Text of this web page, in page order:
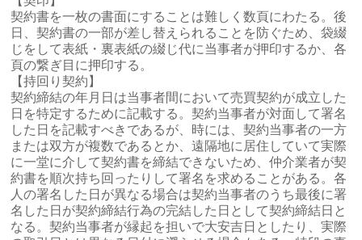
契約書を一枚の書面にすることは難しく数頁にわたる。後
日、契約書の一部が差し替えられることを防ぐため、袋綴
じをして表紙・裏表紙の綴じ代に当事者が押印するか、各
頁の繋ぎ目に押印する。
【持回り契約】
契約締結の年月日は当事者間において売買契約が成立した
日を特定するために記載する。契約当事者が対面して署名
した日を記載すべきであるが、時には、契約当事者の一方
または双方が複数であるとか、遠隔地に居住していて実際
に一堂に介して契約書を締結できないため、仲介業者が契
約書を順次持ち回ったりして署名を求めることがある。各
人の署名した日が異なる場合は契約当事者のうち最後に署
名した日が契約締結行為の完結した日として契約締結日と
なる。契約当事者が縁起を担いで大安吉日としたり、実際